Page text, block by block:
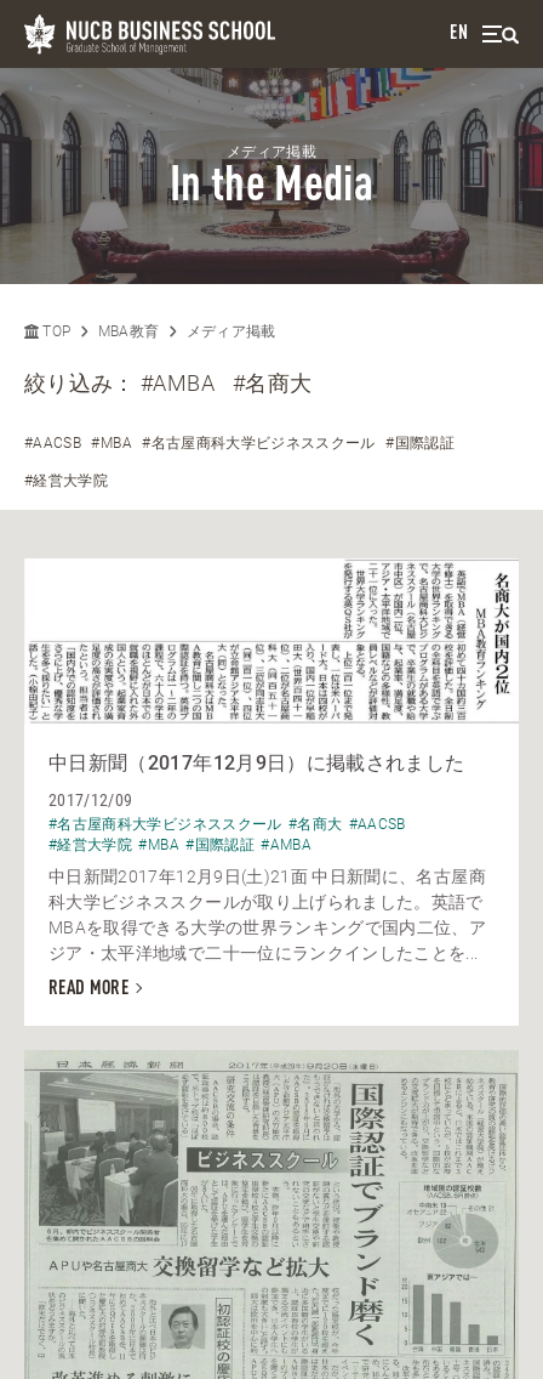
EN
メディア掲載
In the Media
TOP MBA教育 メディア掲載
絞り込み：#AMBA #名商大
#AACSB #MBA #名古屋商科大学ビジネススクール #国際認証
#経営大学院
中日新聞（2017年12月9日）に掲載されました
2017/12/09
#名古屋商科大学ビジネススクール #名商大 #AACSB
#経営大学院 #MBA #国際認証 #AMBA
中日新聞2017年12月9日(土)21面 中日新聞に、名古屋商
科大学ビジネススクールが取り上げられました。英語で
MBAを取得できる大学の世界ランキングで国内二位、ア
ジア・太平洋地域で二十一位にランクインしたことを...
READ MORE